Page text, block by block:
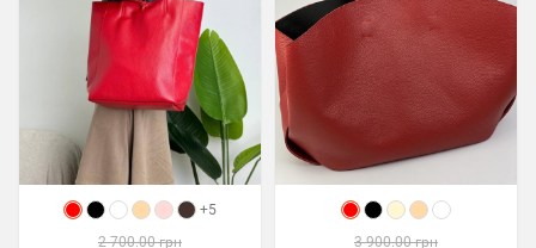
+5
2 700.00 грн
3 900.00 грн